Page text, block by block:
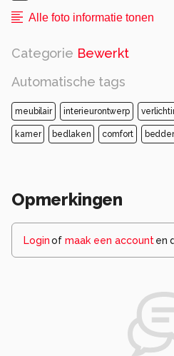
Alle foto informatie tonen
Categorie Bewerkt
Automatische tags
meubilair interieurontwerp
kamer bedlaken comfort
Opmerkingen
Loginof maak een account en